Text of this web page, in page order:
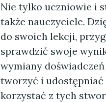
Nie tylko uczniowie i
także nauczyciele.
do swoich lekcji,
sprawdzić swoje
wymiany
tworzyć i udostępniać
korzystać z tych